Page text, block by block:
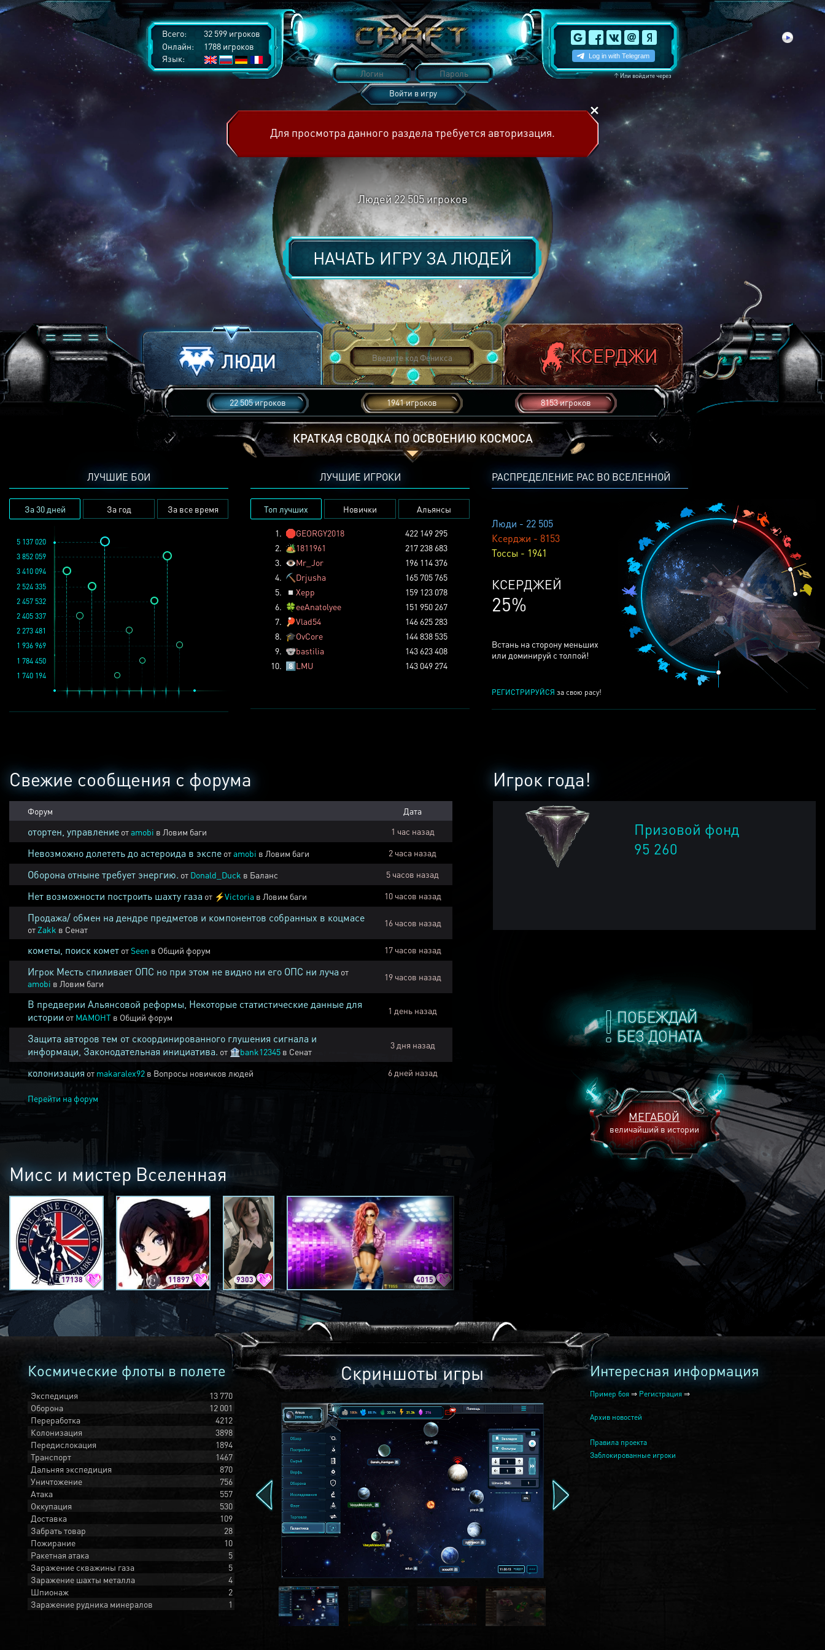
Всего:
32 599 игроков
Онлайн:
1788 игроков
Язык:
↑Или войдите через
Войти в игру
Для просмотра данного раздела требуется авторизация.
Людей 22 505игроков
НАЧАТЬ ИГРУ ЗАЛЮДЕЙ
22 505 игроков 1941 игроков 8153 игроков
КРАТКАЯ СВОДКА ПО ОСВОЕНИЮ КОСМОСА
РАСПРЕДЕЛЕНИЕ РАС ВО ВСЕЛЕННОЙ
Люди - 22 505
Ксерджи - 8153
Тоссы - 1941
КСЕРДЖЕЙ
25%
Встань на сторону меньших
или доминируй с толпой!
РЕГИСТРИРУЙСЯ за свою расу!
ЛУЧШИЕ БОИ
За 30 дней За год За все время
1 936 969
3 852 059
2 457 532
1 784 450
2 273 481
1 740 194
5 137 020
2 524 335
2 405 337
3 410 094
ЛУЧШИЕ ИГРОКИ
Топ лучших Новички Альянсы
1. 🛑GEORGY2018
422 149 295
2. 🏕️1811961
217 238 683
3. 👁️Mr_Jor
196 114 376
4. ⛏️ Drjusha
165 705 765
5.
◽ Xepp
159 123 078
6. 🍀eeAnatolyee
151 950 267
7.
🏓Vlad54
146 625 283
8. 🎓OvCore
144 838 535
9. 🐨bastilia
143 623 408
10. 8️⃣LMU 143 049 274
ПОБЕЖДАЙ
БЕЗ ДОНАТА
МЕГАБОЙ
величайший в истории
Игрок года!
Призовой фонд
95 260
Свежие сообщения с форума
Форум Дата
отортен, управление отamobi в Ловим баги 1 час назад
Невозможно долететь до астероида в экспе отamobi в Ловим баги 2 часа назад
Оборона отныне требует энергию. от Donald_Duck в Баланс 5 часов назад
Нет возможности построить шахту газа от ⚡Victoria в Ловим баги 10 часов назад
Продажа/ обмен на дендре предметов и компонентов собранных в коцмасе
от Zakk в Сенат
16 часов назад
кометы, поиск комет отSeen в Общий форум 17 часов назад
Игрок Месть спиливает ОПС но при этом не видно ни его ОПС ни луча от
amobi в Ловим баги
19 часов назад
В предверии Альянсовой реформы, Некоторые статистические данные для
истории от MAMOHT в Общий форум
1 день назад
Защита авторов тем от скоординированного глушения сигнала и
информаци, Законодательная инициатива. от 🏦bank12345 в Сенат
3 дня назад
колонизация от makaralex92 в Вопросы новичков людей 6 дней назад
Перейти на форум
Мисс и мистер Вселенная
17138 11897 9303 4015 2240
Космические флоты в полете
Экспедиция
13 770
Оборона
12 001
Переработка
4212
Колонизация
3898
Передислокация
1894
Транспорт
1467
Дальняя экспедиция
870
Уничтожение
756
Атака
557
Оккупация
530
Доставка
109
Забрать товар
28
Пожирание
10
Ракетная атака
5
Заражение скважины газа
5
Заражение шахты металла
4
Шпионаж
2
Заражение рудника минералов
1
Скриншоты игры Интересная информация
Пример боя ⇒ Регистрация ⇒
Архив новостей
Правила проекта
Заблокированные игроки